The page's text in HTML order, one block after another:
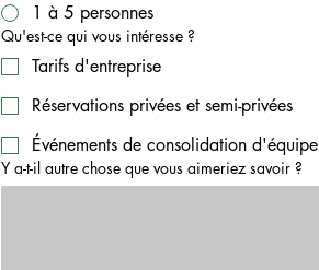
1 à 5 personnes
Qu'est-ce qui vous intéresse ?
Tarifs d'entreprise
Réservations privées et semi-privées
Événements de consolidation d'équipe
Y a-t-il autre chose que vous aimeriez savoir ?